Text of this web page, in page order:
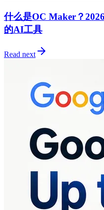
什么是OC Maker？
的AI工具
Read next